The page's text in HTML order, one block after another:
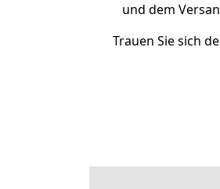
und dem
Trauen Sie sich